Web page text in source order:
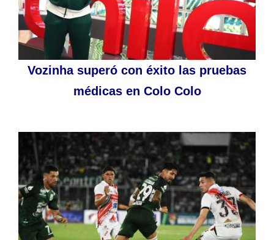
Vozinha superó con éxito las pruebas
médicas en Colo Colo